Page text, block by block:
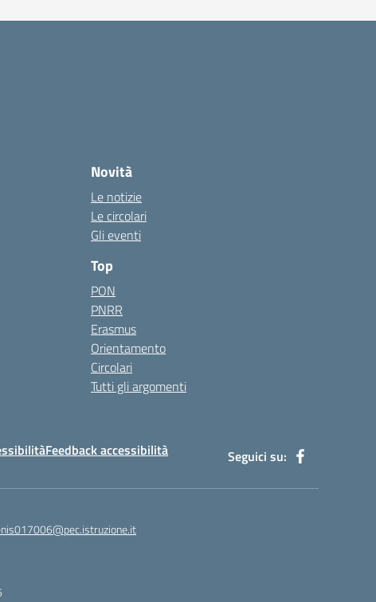
Novità
Le notizie
Le circolari
Gli eventi
Top
PON
PNRR
Erasmus
Orientamento
Circolari
Tutti gli argomenti
Feedback accessibilità Seguici su: